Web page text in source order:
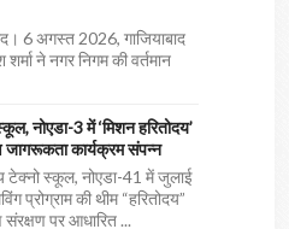
6 अगस्त 2026, गाजियाबाद
ने नगर निगम की वर्तमान
नोएडा-3 में ‘मिशन हरितोदय’
जागरूकता कार्यक्रम संपन्न
टेक्नो स्कूल, नोएडा-41 में जुलाई
प्रोग्राम की थीम “हरितोदय”
संरक्षण पर आधारित ...